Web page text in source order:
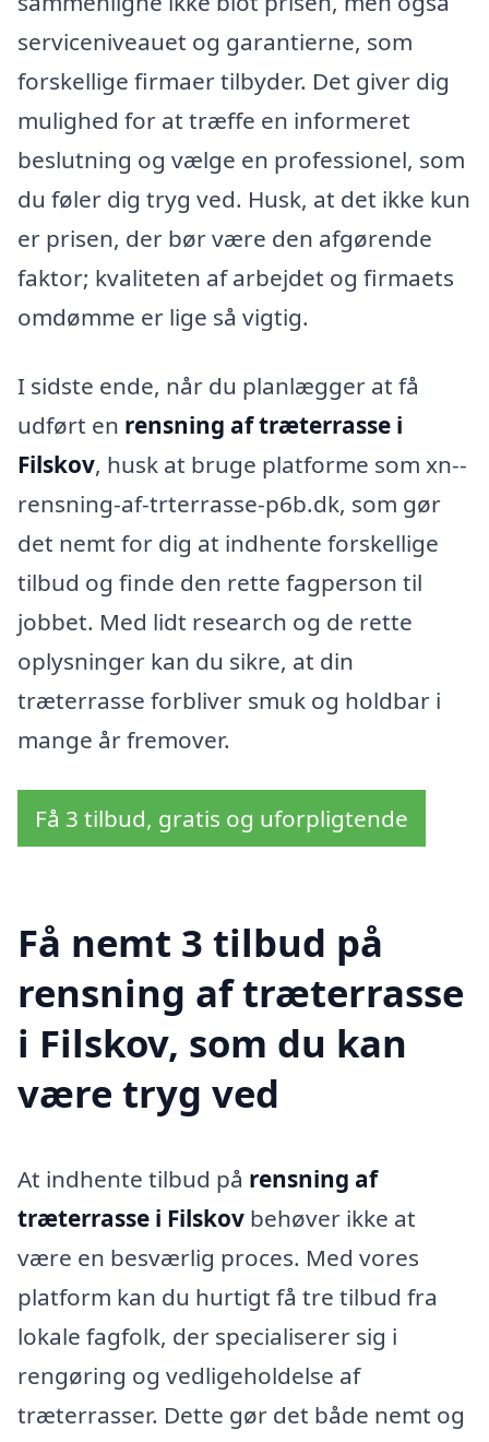
serviceniveauet og garantierne, som
forskellige firmaer tilbyder. Det giver dig
mulighed for at træffe en informeret
beslutning og vælge en professionel, som
du føler dig tryg ved. Husk, at det ikke kun
er prisen, der bør være den afgørende
faktor; kvaliteten af arbejdet og firmaets
omdømme er lige så vigtig.
I sidste ende, når du planlægger at få
udført en rensning af træterrasse i
Filskov, husk at bruge platforme som xn--
rensning-af-trterrasse-p6b.dk, som gør
det nemt for dig at indhente forskellige
tilbud og finde den rette fagperson til
jobbet. Med lidt research og de rette
oplysninger kan du sikre, at din
træterrasse forbliver smuk og holdbar i
mange år fremover.
Få 3 tilbud, gratis og uforpligtende
Få nemt 3 tilbud på
rensning af træterrasse
i Filskov, som du kan
være tryg ved
At indhente tilbud på rensning af
træterrasse i Filskov behøver ikke at
være en besværlig proces. Med vores
platform kan du hurtigt få tre tilbud fra
lokale fagfolk, der specialiserer sig i
rengøring og vedligeholdelse af
træterrasser. Dette gør det både nemt og